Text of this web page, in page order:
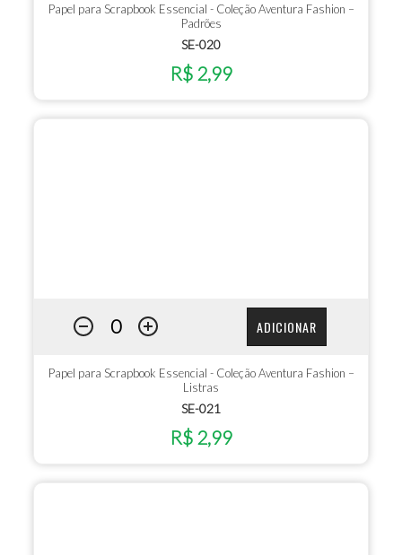
Papel para Scrapbook Essencial - Coleção Aventura Fashion –
Padrões
SE-020
R$ 2,99
ADICIONAR
Papel para Scrapbook Essencial - Coleção Aventura Fashion –
Listras
SE-021
R$ 2,99